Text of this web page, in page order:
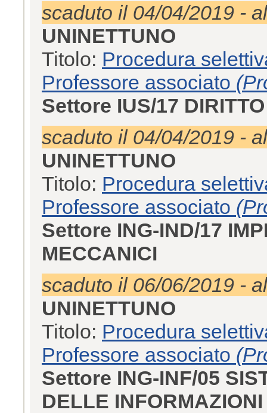
scaduto il 04/04/2019 -
UNINETTUNO
Titolo: Procedura
Professore associato
Settore IUS/17
scaduto il 04/04/2019 -
UNINETTUNO
Titolo: Procedura
Professore associato
Settore ING-IND/17
MECCANICI
scaduto il 06/06/2019 -
UNINETTUNO
Titolo: Procedura
Professore associato
Settore ING-INF/05
DELLE INFORMAZIONI